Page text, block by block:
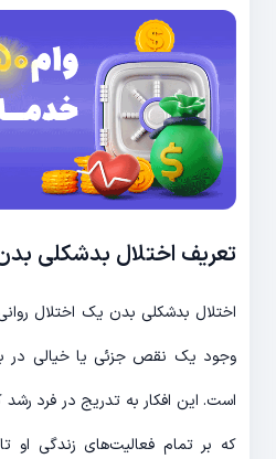
تعریف اختلال بدشکلی
اختلال بدشکلی بدن یک اختلال
وجود یک نقص جزئی یا خیالی در
است. این افکار به تدریج در فرد رشد
که بر تمام فعالیت‌های زندگی او